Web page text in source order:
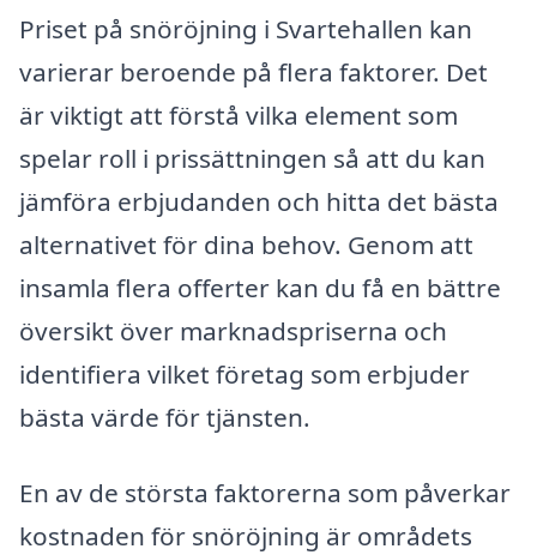
Priset på snöröjning i Svartehallen kan
varierar beroende på flera faktorer. Det
är viktigt att förstå vilka element som
spelar roll i prissättningen så att du kan
jämföra erbjudanden och hitta det bästa
alternativet för dina behov. Genom att
insamla flera offerter kan du få en bättre
översikt över marknadspriserna och
identifiera vilket företag som erbjuder
bästa värde för tjänsten.
En av de största faktorerna som påverkar
kostnaden för snöröjning är områdets